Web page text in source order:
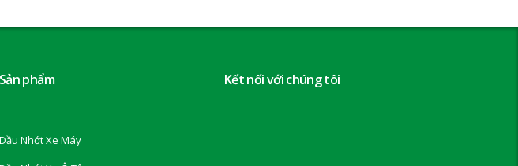
Sản phẩm
Dầu Nhớt Xe Máy
Kết nối với chúng tôi